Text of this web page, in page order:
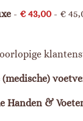
- € 43,00 - €
(medische)
Handen &